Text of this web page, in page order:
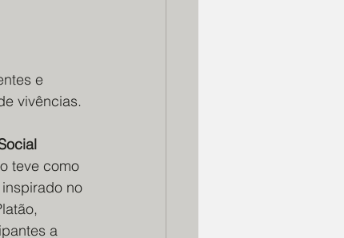
e
vivências.
teve como
inspirado no
a